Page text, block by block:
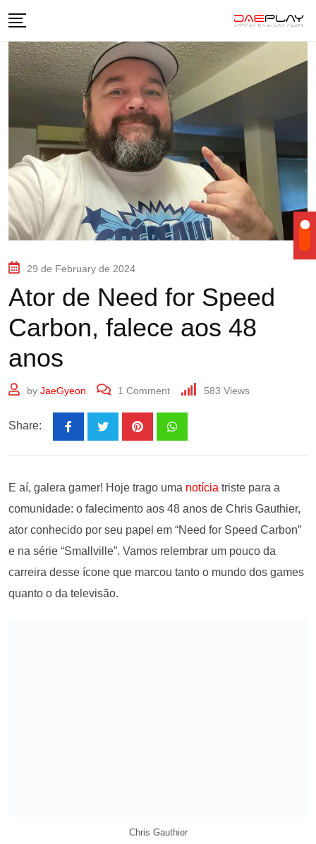
29 de February de 2024
Ator de Need for Speed
Carbon, falece aos 48
anos
by JaeGyeon 1 Comment 583 Views
Share:
E aí, galera gamer! Hoje trago uma notícia triste para a
comunidade: o falecimento aos 48 anos de Chris Gauthier,
ator conhecido por seu papel em “Need for Speed Carbon”
e na série “Smallville”. Vamos relembrar um pouco da
carreira desse ícone que marcou tanto o mundo dos games
quanto o da televisão.
Chris Gauthier